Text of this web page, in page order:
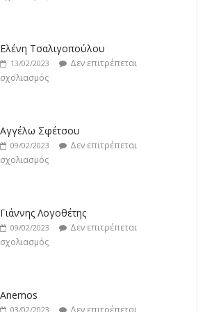
19/02/2023
Δεν επιτρέπεται
σχολιασμός
18/02/2023
σχολιασμός
Ελένη Τσαλιγοπούλου
13/02/2023
Δεν επιτρέπεται
σχολιασμός
Αγγέλω Σφέτσου
09/02/2023
Δεν επιτρέπεται
σχολιασμός
Γιάννης Λογοθέτης
09/02/2023
Δεν επιτρέπεται
σχολιασμός
Anemos
03/02/2023 Δεν επιτρέπεται